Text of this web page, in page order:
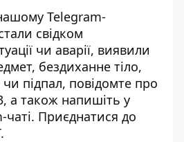
Telegram-
свідком
чи аварії, виявили
бездиханне тіло,
підпал, повідомте про
а також напишіть у
Приєднатися до
.